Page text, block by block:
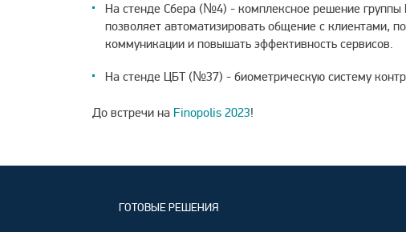
На стенде Сбера (№4) - комплексное решение
позволяет автоматизировать общение с клиентами,
коммуникации и повышать эффективность сервисов.
На стенде ЦБТ (№37) - биометрическую систему
До встречи на Finopolis 2023!
ГОТОВЫЕ РЕШЕНИЯ